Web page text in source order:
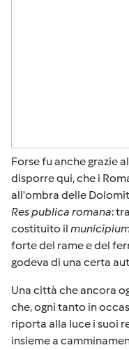
Forse fu anche grazie
disporre qui, che i
all'ombra delle
Res publica romana:
costituito il
forte del rame e del
godeva di una certa
Una città che ancora
che, ogni tanto in
riporta alla luce i suoi
insieme a